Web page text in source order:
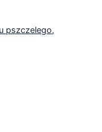
pszczelego,